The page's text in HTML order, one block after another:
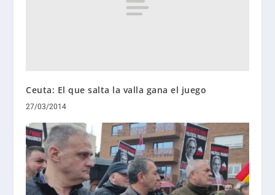
Ceuta: El que salta la valla gana el juego
27/03/2014